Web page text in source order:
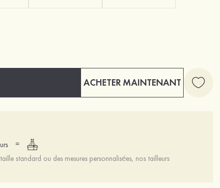
ACHETER MAINTENANT
=
standard ou des mesures personnalisées, nos tailleurs